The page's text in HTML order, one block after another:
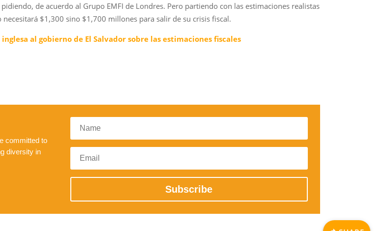
de acuerdo al Grupo EMFI de Londres. Pero partiendo con las estimaciones realistas
$1,300 sino $1,700 millones para salir de su crisis fiscal.
al gobierno de El Salvador sobre las estimaciones fiscales
committed to
diversity in
Subscribe